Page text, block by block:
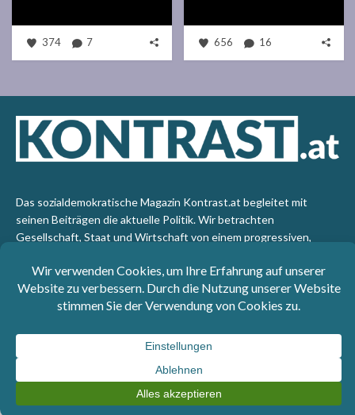
374 7 656 16
Das sozialdemokratische Magazin Kontrast.at begleitet mit
seinen Beiträgen die aktuelle Politik. Wir betrachten
Gesellschaft, Staat und Wirtschaft von einem progressiven,
sozialen Gerechtigkeit auf die Welt.
Impressum: SPÖ-Klub - 1017 Wien - Telefon: +43 1 40110-
Datenschutzerklärung